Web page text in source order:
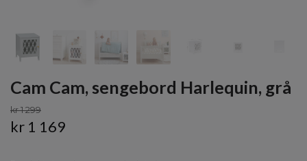
Cam Cam, sengebord Harlequin, grå
kr 1 299
kr 1 169